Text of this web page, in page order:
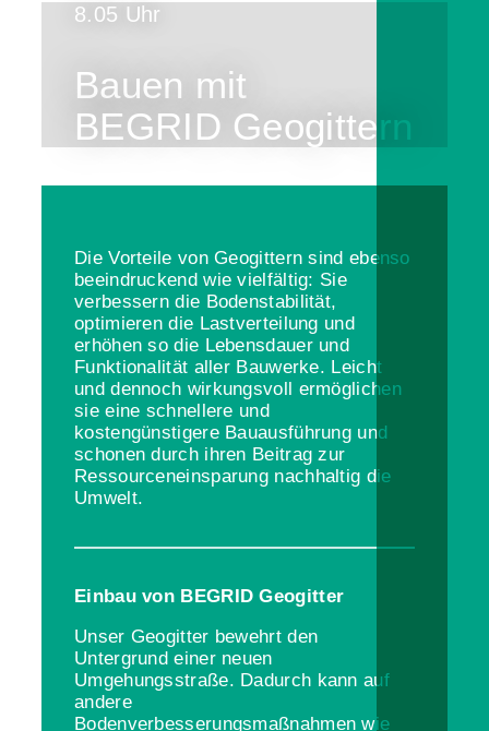
8.05 Uhr
Bauen mit
BEGRID Geogittern
Die Vorteile von Geogittern sind ebenso
beeindruckend wie vielfältig: Sie
verbessern die Bodenstabilität,
optimieren die Lastverteilung und
erhöhen so die Lebensdauer und
Funktionalität aller Bauwerke. Leicht
und dennoch wirkungsvoll ermöglichen
sie eine schnellere und
kostengünstigere Bauausführung und
schonen durch ihren Beitrag zur
Ressourceneinsparung nachhaltig die
Umwelt.
Einbau von BEGRID Geogitter
Unser Geogitter bewehrt den
Untergrund einer neuen
Umgehungsstraße. Dadurch kann auf
andere
Bodenverbesserungsmaßnahmen wie